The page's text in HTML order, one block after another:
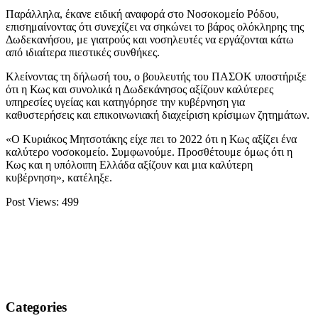
Παράλληλα, έκανε ειδική αναφορά στο Νοσοκομείο Ρόδου,
επισημαίνοντας ότι συνεχίζει να σηκώνει το βάρος ολόκληρης της
Δωδεκανήσου, με γιατρούς και νοσηλευτές να εργάζονται κάτω
από ιδιαίτερα πιεστικές συνθήκες.
Κλείνοντας τη δήλωσή του, ο βουλευτής του ΠΑΣΟΚ υποστήριξε
ότι η Κως και συνολικά η Δωδεκάνησος αξίζουν καλύτερες
υπηρεσίες υγείας και κατηγόρησε την κυβέρνηση για
καθυστερήσεις και επικοινωνιακή διαχείριση κρίσιμων ζητημάτων.
«Ο Κυριάκος Μητσοτάκης είχε πει το 2022 ότι η Κως αξίζει ένα
καλύτερο νοσοκομείο. Συμφωνούμε. Προσθέτουμε όμως ότι η
Κως και η υπόλοιπη Ελλάδα αξίζουν και μια καλύτερη
κυβέρνηση», κατέληξε.
Post Views: 499
Categories